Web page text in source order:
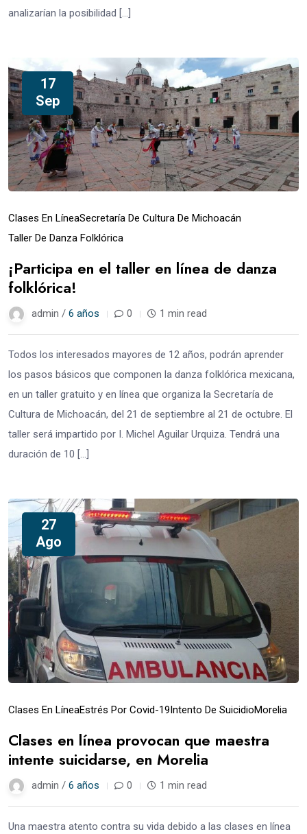
analizarían la posibilidad […]
17
Sep
Clases En LíneaSecretaría De Cultura De Michoacán
Taller De Danza Folklórica
¡Participa en el taller en línea de danza
folklórica!
admin / 6 años 0 1 min read
Todos los interesados mayores de 12 años, podrán aprender
los pasos básicos que componen la danza folklórica mexicana,
en un taller gratuito y en línea que organiza la Secretaría de
Cultura de Michoacán, del 21 de septiembre al 21 de octubre. El
taller será impartido por I. Michel Aguilar Urquiza. Tendrá una
duración de 10 […]
27
Ago
Clases En LíneaEstrés Por Covid-19 Intento De SuicidioMorelia
Clases en línea provocan que maestra
intente suicidarse, en Morelia
admin / 6 años 0 1 min read
Una maestra atento contra su vida debido a las clases en línea